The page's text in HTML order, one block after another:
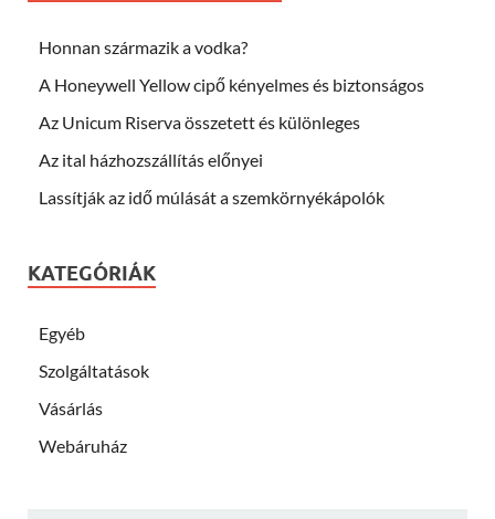
Honnan származik a vodka?
A Honeywell Yellow cipő kényelmes és biztonságos
Az Unicum Riserva összetett és különleges
Az ital házhozszállítás előnyei
Lassítják az idő múlását a szemkörnyékápolók
KATEGÓRIÁK
Egyéb
Szolgáltatások
Vásárlás
Webáruház